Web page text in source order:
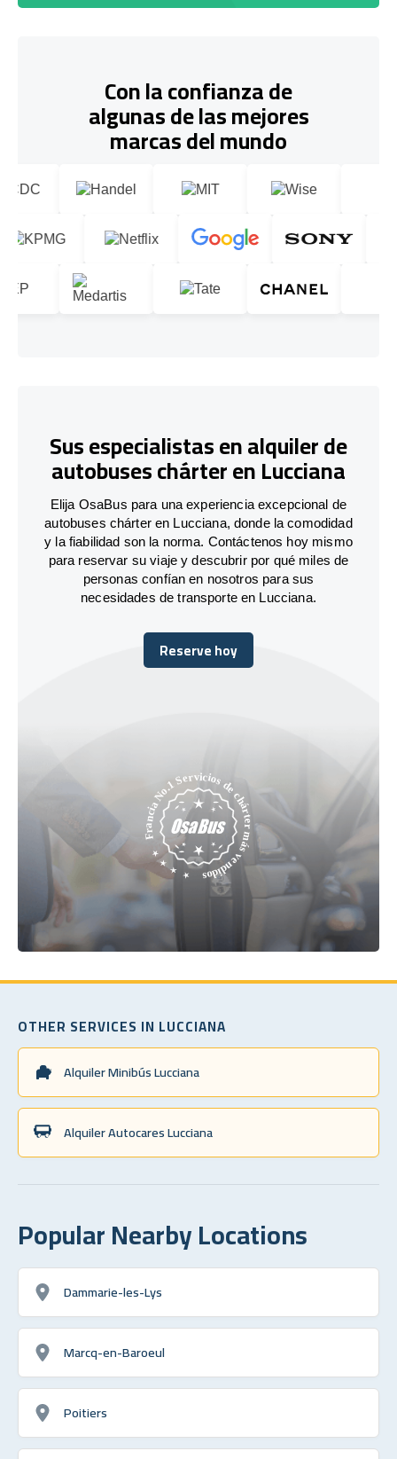
Con la confianza de
algunas de las mejores
marcas del mundo
Sus especialistas en alquiler de
autobuses chárter en Lucciana
Elija OsaBus para una experiencia excepcional de
autobuses chárter en Lucciana, donde la comodidad
y la fiabilidad son la norma. Contáctenos hoy mismo
para reservar su viaje y descubrir por qué miles de
personas confían en nosotros para sus
necesidades de transporte en Lucciana.
Reserve hoy
Reserve hoy
OTHER SERVICES IN LUCCIANA
Alquiler Minibús Lucciana
Alquiler Autocares Lucciana
Popular Nearby Locations
Dammarie-les-Lys
Marcq-en-Baroeul
Poitiers